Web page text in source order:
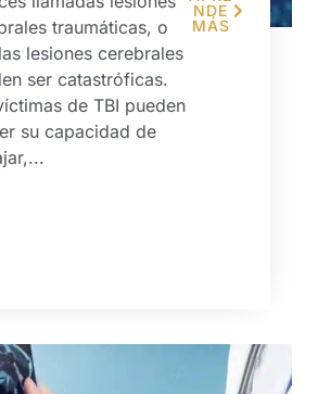
traumáticas, o
lesiones cerebrales
ser catastróficas.
de TBI pueden
su capacidad de
NDE
MÁS